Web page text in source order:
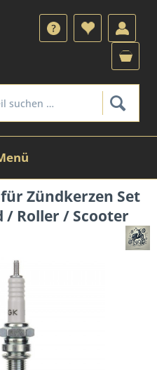
Zündkerzen Set
Roller / Scooter